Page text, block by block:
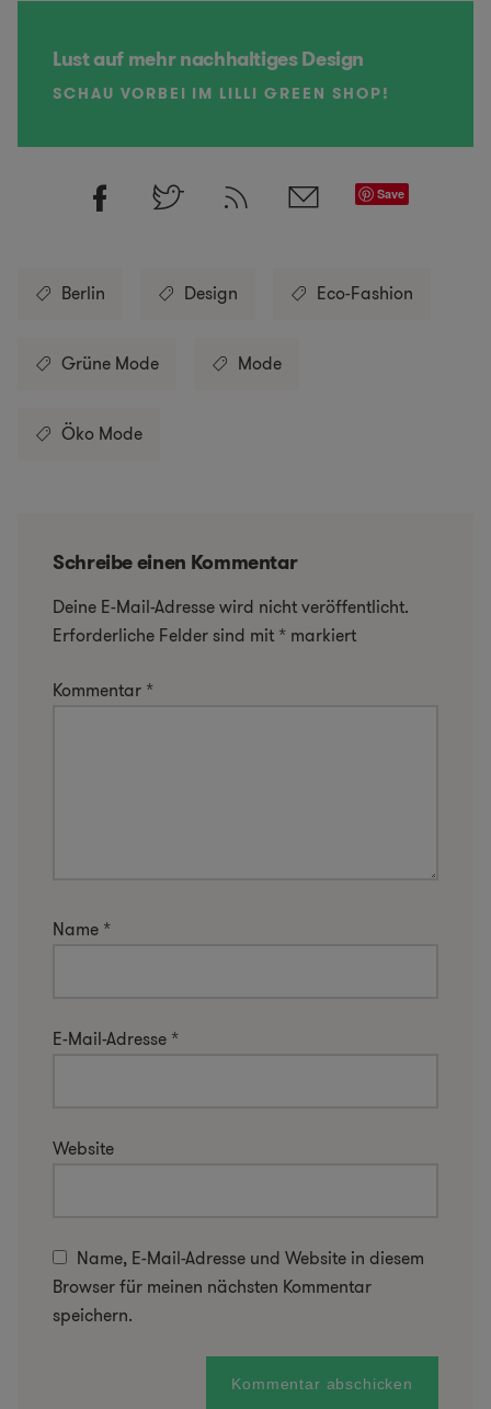
Lust auf mehr nachhaltiges Design
SCHAU VORBEI IM LILLI GREEN SHOP!
Save
Berlin Design Eco-Fashion
Grüne Mode Mode
Öko Mode
Schreibe einen Kommentar
Deine E-Mail-Adresse wird nicht veröffentlicht.
Erforderliche Felder sind mit * markiert
Kommentar *
Name *
E-Mail-Adresse *
Website
Name, E-Mail-Adresse und Website in diesem
Browser für meinen nächsten Kommentar
speichern.